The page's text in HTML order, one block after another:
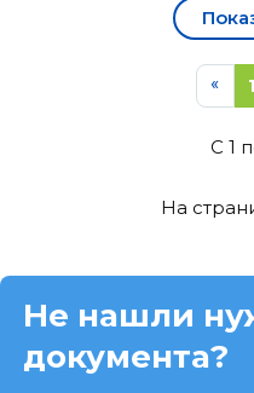
1
C 1
На
Не нашли
документа?